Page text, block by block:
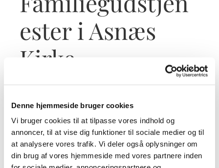
Denne hjemmeside bruger cookies
Vi bruger cookies til at tilpasse vores indhold og
annoncer, til at vise dig funktioner til sociale medier og til
at analysere vores trafik. Vi deler også oplysninger om
din brug af vores hjemmeside med vores partnere inden
ester i Asnæs
Kirke
Flere gange i løbet af året holder vi
kort gudstjeneste i børnehøjde er der mulighed for
at spise aftensmad i sognegården. Man tilmelder sig
spisning ved at kontakte sognegårdsleder Bettina